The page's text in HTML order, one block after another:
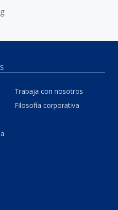
Trabaja con nosotros
Filosofía corporativa